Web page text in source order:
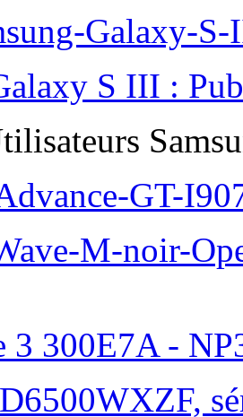
Galaxy-
S III :
GT-
M-noir-
3 300E7A -